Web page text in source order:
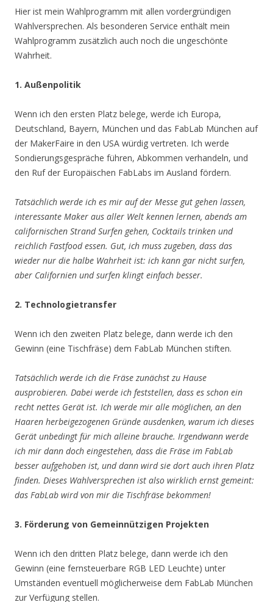
Hier ist mein Wahlprogramm mit allen vordergründigen
Wahlversprechen. Als besonderen Service enthält mein
Wahlprogramm zusätzlich auch noch die ungeschönte
Wahrheit.
1. Außenpolitik
Wenn ich den ersten Platz belege, werde ich Europa,
Deutschland, Bayern, München und das FabLab München auf
der MakerFaire in den USA würdig vertreten. Ich werde
Sondierungsgespräche führen, Abkommen verhandeln, und
den Ruf der Europäischen FabLabs im Ausland fördern.
Tatsächlich werde ich es mir auf der Messe gut gehen lassen,
interessante Maker aus aller Welt kennen lernen, abends am
californischen Strand Surfen gehen, Cocktails trinken und
reichlich Fastfood essen. Gut, ich muss zugeben, dass das
wieder nur die halbe Wahrheit ist: ich kann gar nicht surfen,
aber Californien und surfen klingt einfach besser.
2. Technologietransfer
Wenn ich den zweiten Platz belege, dann werde ich den
Gewinn (eine Tischfräse) dem FabLab München stiften.
Tatsächlich werde ich die Fräse zunächst zu Hause
ausprobieren. Dabei werde ich feststellen, dass es schon ein
recht nettes Gerät ist. Ich werde mir alle möglichen, an den
Haaren herbeigezogenen Gründe ausdenken, warum ich dieses
Gerät unbedingt für mich alleine brauche. Irgendwann werde
ich mir dann doch eingestehen, dass die Fräse im FabLab
besser aufgehoben ist, und dann wird sie dort auch ihren Platz
finden. Dieses Wahlversprechen ist also wirklich ernst gemeint:
das FabLab wird von mir die Tischfräse bekommen!
3. Förderung von Gemeinnützigen Projekten
Wenn ich den dritten Platz belege, dann werde ich den
Gewinn (eine fernsteuerbare RGB LED Leuchte) unter
Umständen eventuell möglicherweise dem FabLab München
zur Verfügung stellen.